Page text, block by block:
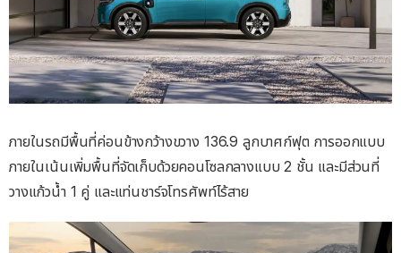
ภายในรถมีพื้นที่ค่อนข้างกว้างขวาง 136.9 ลูกบาศก์ฟุต การออกแบบ
ภายในเน้นเพิ่มพื้นที่จัดเก็บด้วยคอนโซลกลางแบบ 2 ชั้น และมีส่วนที่
วางแก้วน้ำ 1 คู่ และแท่นชาร์จโทรศัพท์ไร้สาย